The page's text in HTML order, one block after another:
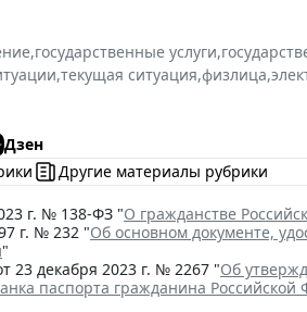
,государственные услуги,
,текущая ситуация,физлица,
Дзен
Другие материалы рубрики
г. № 138-ФЗ "О гражданстве
г. № 232 "Об основном документе,
"
23 декабря 2023 г. № 2267 "Об
паспорта гражданина Российской